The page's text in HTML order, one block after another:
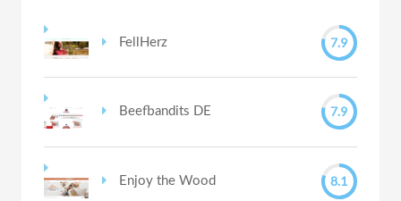
FellHerz 7.9
Beefbandits DE 7.9
Enjoy the Wood 8.1